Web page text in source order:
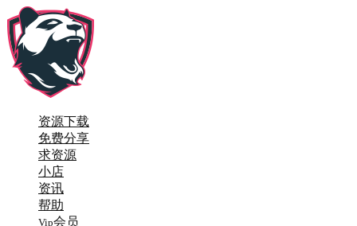
资源下载
免费分享
求资源
小店
资讯
帮助
Vip会员